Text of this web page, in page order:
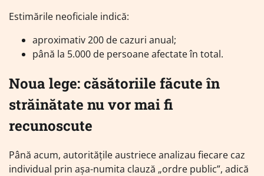
Estimările neoficiale indică:
aproximativ 200 de cazuri anual;
până la 5.000 de persoane afectate în total.
Noua lege: căsătoriile făcute în
străinătate nu vor mai fi
recunoscute
Până acum, autoritățile austriece analizau fiecare caz
individual prin așa-numita clauză „ordre public”, adică